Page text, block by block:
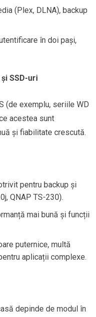
(Plex, DLNA), backup
în doi pași,
SSD-uri
(de exemplu, seriile WD
acestea sunt
și fiabilitate crescută.
pentru backup și
QNAP TS-230).
mai bună și funcții
puternice, multă
aplicații complexe.
depinde de modul în